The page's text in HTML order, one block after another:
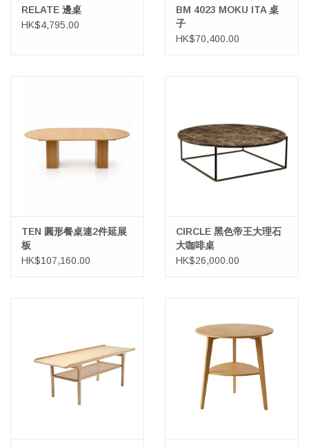
FREDERICIA 系列
STORIES 故事
RELATE 邊桌
HK$4,795.00
BM 4023 MOKU ITA 桌
子
HK$70,400.00
TEN 圓形餐桌連2件延展
板
HK$107,160.00
CIRCLE 黑色帝王大理石
大咖啡桌
HK$26,000.00